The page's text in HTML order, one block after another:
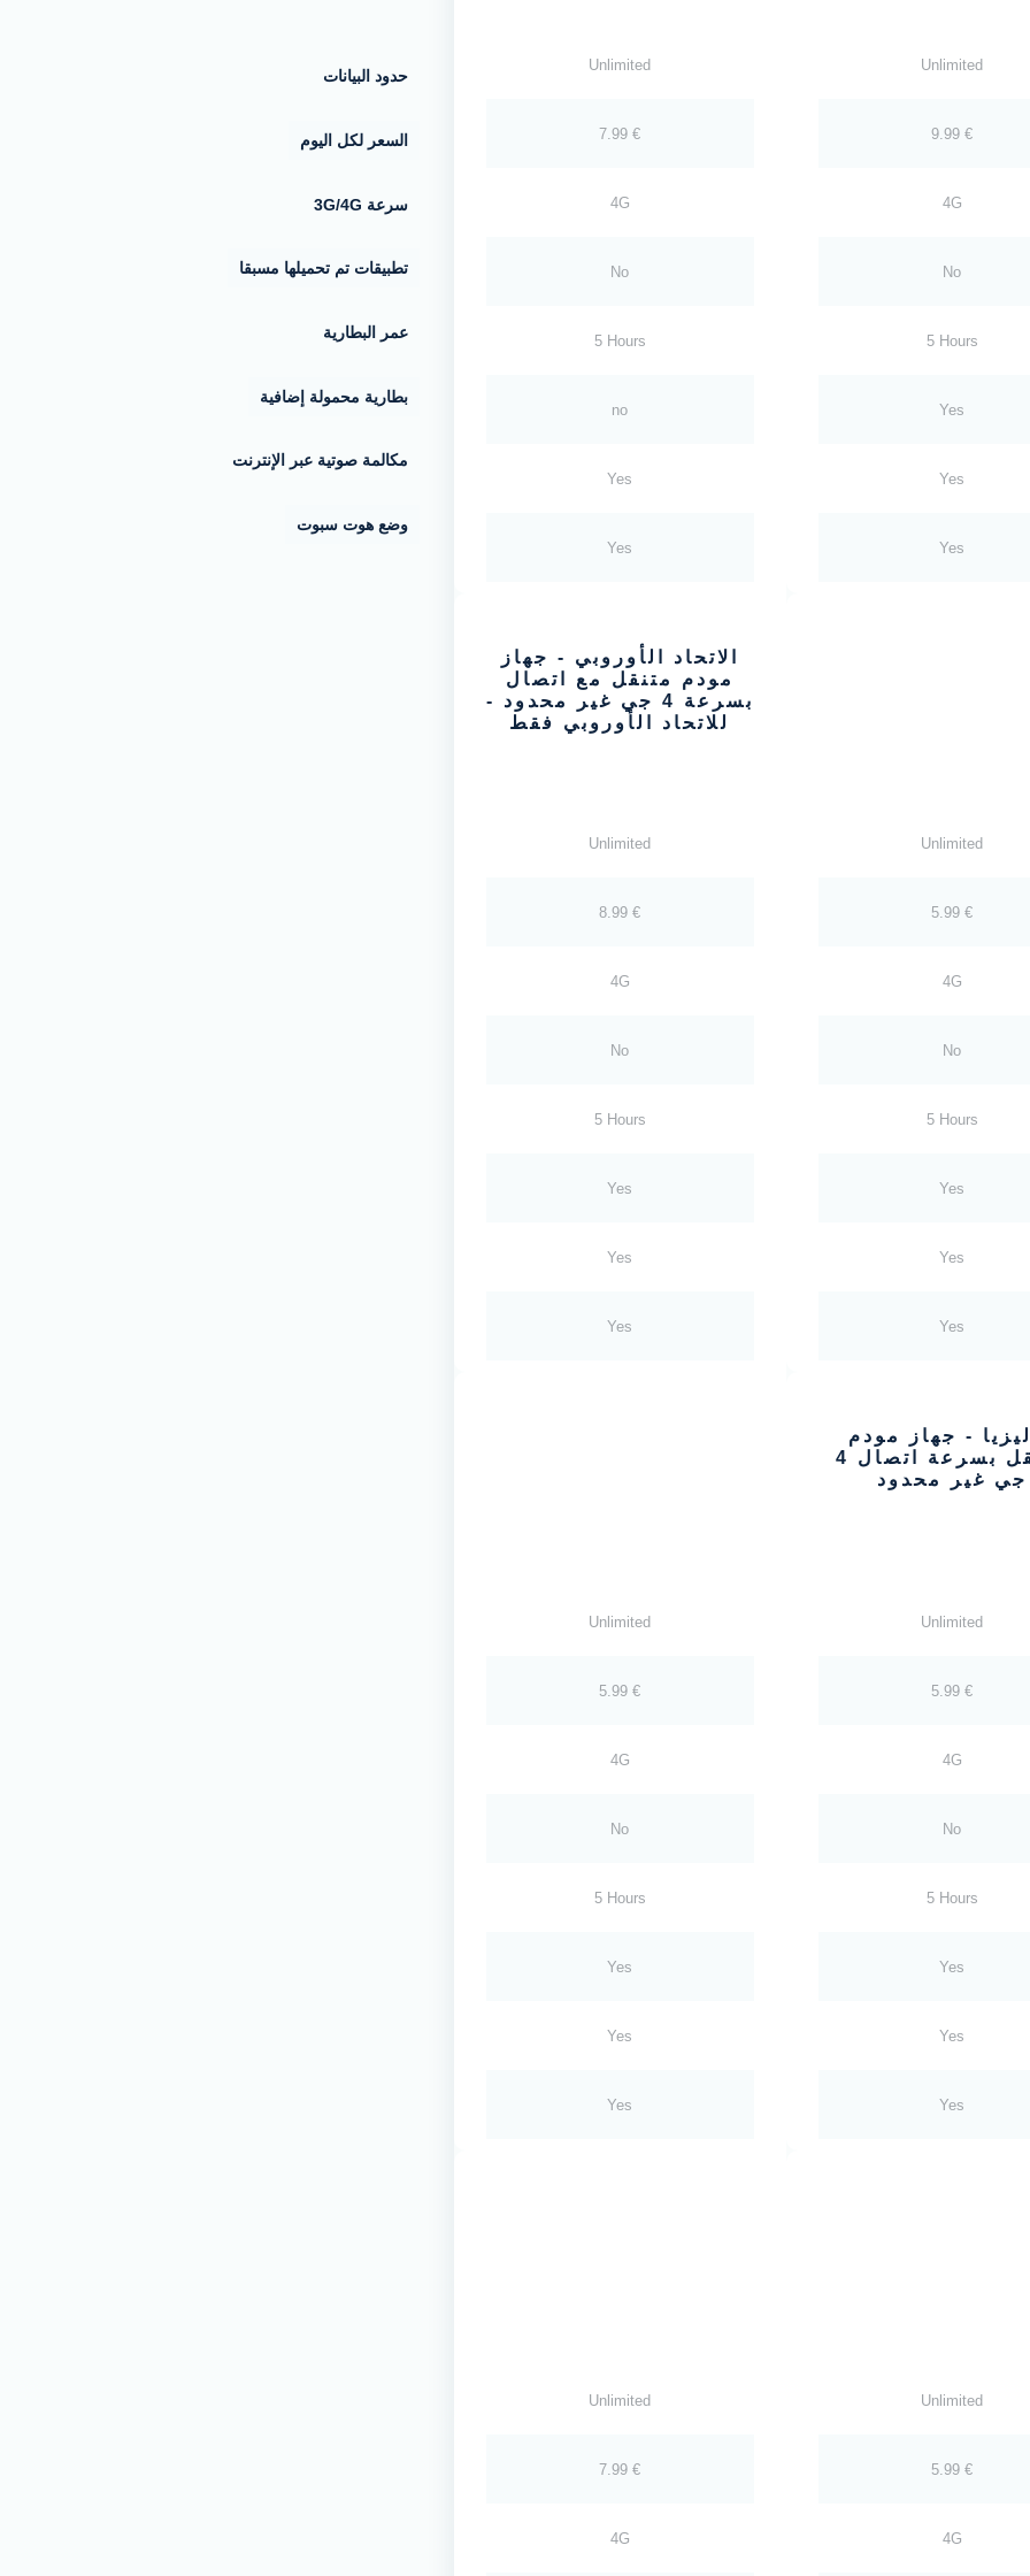
حدود البيانات
السعر لكل اليوم
3G/4G سرعة
تطبيقات تم تحميلها مسبقا
عمر البطارية
بطارية محمولة إضافية
مكالمة صوتية عبر الإنترنت
وضع هوت سبوت
Unlimited
7.99 €
4G
No
5 Hours
no
Yes
Yes
Unlimited
9.99 €
4G
No
5 Hours
Yes
Yes
Yes
الاتحاد الأوروبي - جهاز
مودم متنقل مع اتصال
بسرعة 4 جي غير محدود -
للاتحاد الأوروبي فقط
Unlimited
8.99 €
4G
No
5 Hours
Yes
Yes
Yes
Unlimited
5.99 €
4G
No
5 Hours
Yes
Yes
Yes
Unlimited
5.99 €
4G
No
5 Hours
Yes
Yes
Yes
- جهاز مودم
متنقل بسرعة اتصال 4
جي غير محدود
Unlimited
5.99 €
4G
No
5 Hours
Yes
Yes
Yes
Unlimited
7.99 €
4G
Unlimited
5.99 €
4G